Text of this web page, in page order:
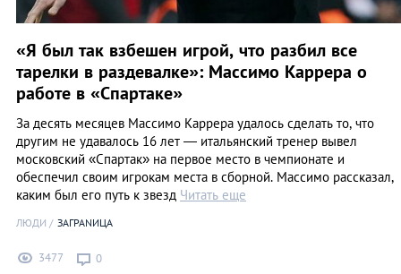
«Я был так взбешен игрой, что разбил все
тарелки в раздевалке»: Массимо Каррера о
работе в «Спартаке»
За десять месяцев Массимо Каррера удалось сделать то, что
другим не удавалось 16 лет — итальянский тренер вывел
московский «Спартак» на первое место в чемпионате и
обеспечил своим игрокам места в сборной. Массимо рассказал,
каким был его путь к звезд Читать еще
ЛЮДИ ЗАГРАNИЦА
3477 0